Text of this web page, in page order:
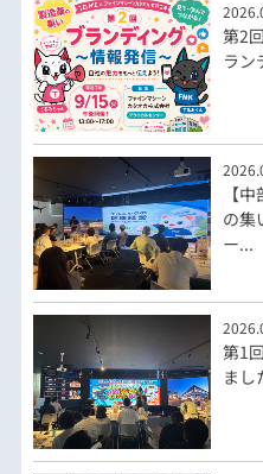
第2
ラン
【
の集
ー...
第1
まし